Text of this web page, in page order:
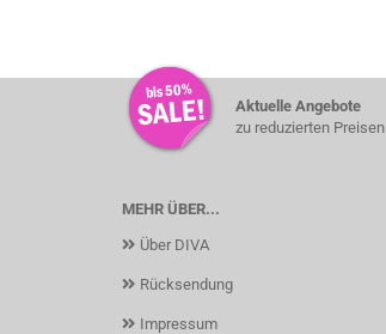
Aktuelle Angebote
zu reduzierten Preisen
MEHR ÜBER...
Über DIVA
Rücksendung
Impressum